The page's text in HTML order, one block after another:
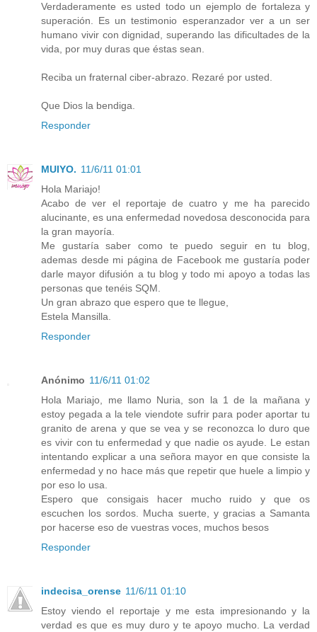
Verdaderamente es usted todo un ejemplo de fortaleza y
superación. Es un testimonio esperanzador ver a un ser
humano vivir con dignidad, superando las dificultades de la
vida, por muy duras que éstas sean.
Reciba un fraternal ciber-abrazo. Rezaré por usted.
Que Dios la bendiga.
Responder
MUIYO. 11/6/11 01:01
Hola Mariajo!
Acabo de ver el reportaje de cuatro y me ha parecido
alucinante, es una enfermedad novedosa desconocida para
la gran mayoría.
Me gustaría saber como te puedo seguir en tu blog,
ademas desde mi página de Facebook me gustaría poder
darle mayor difusión a tu blog y todo mi apoyo a todas las
personas que tenéis SQM.
Un gran abrazo que espero que te llegue,
Estela Mansilla.
Responder
Anónimo 11/6/11 01:02
Hola Mariajo, me llamo Nuria, son la 1 de la mañana y
estoy pegada a la tele viendote sufrir para poder aportar tu
granito de arena y que se vea y se reconozca lo duro que
es vivir con tu enfermedad y que nadie os ayude. Le estan
intentando explicar a una señora mayor en que consiste la
enfermedad y no hace más que repetir que huele a limpio y
por eso lo usa.
Espero que consigais hacer mucho ruido y que os
escuchen los sordos. Mucha suerte, y gracias a Samanta
por hacerse eso de vuestras voces, muchos besos
Responder
indecisa_orense 11/6/11 01:10
Estoy viendo el reportaje y me esta impresionando y la
verdad es que es muy duro y te apoyo mucho. La verdad